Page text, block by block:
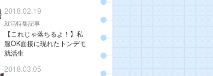
2018.02.19
就活特集記事
【これじゃ落ちるよ！】私
服OK面接に現れたトンデモ
就活生
2018.03.05